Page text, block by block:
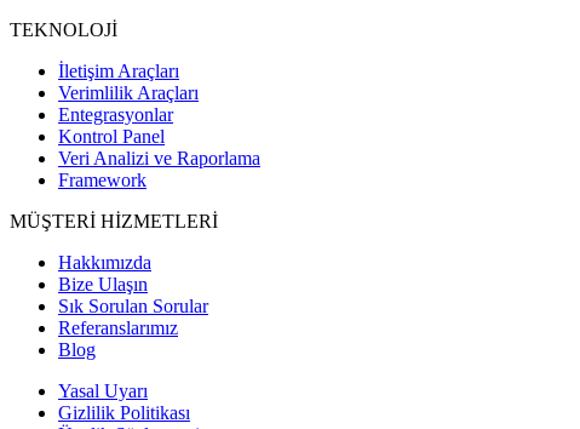
TEKNOLOJİ
İletişim Araçları
Verimlilik Araçları
Entegrasyonlar
Kontrol Panel
Veri Analizi ve Raporlama
Framework
MÜŞTERİ HİZMETLERİ
Hakkımızda
Bize Ulaşın
Sık Sorulan Sorular
Referanslarımız
Blog
Yasal Uyarı
Gizlilik Politikası